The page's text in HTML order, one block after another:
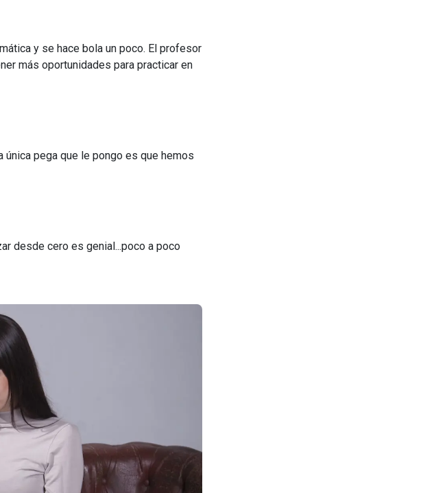
y se hace bola un poco. El profesor
más oportunidades para practicar en
pega que le pongo es que hemos
desde cero es genial...poco a poco